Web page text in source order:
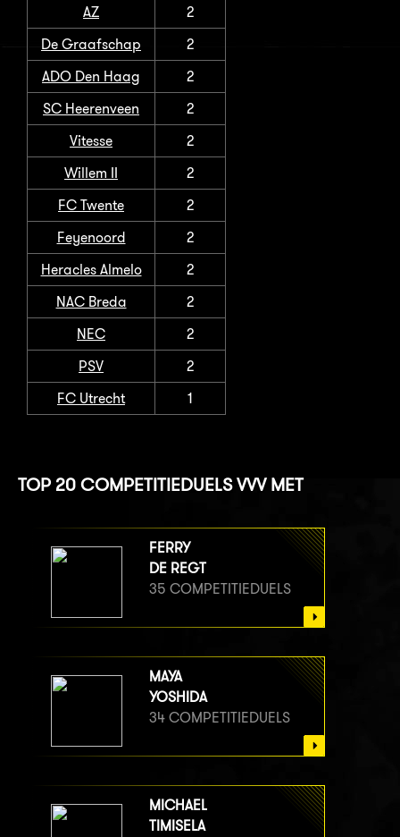
AZ
2
De Graafschap
2
ADO Den Haag
2
SC Heerenveen
2
Vitesse
2
Willem II
2
FC Twente
2
Feyenoord
2
Heracles Almelo
2
NAC Breda
2
NEC
2
PSV
2
FC Utrecht
1
TOP 20 COMPETITIEDUELS VVV MET
FERRY
DE REGT
35 COMPETITIEDUELS
MAYA
YOSHIDA
34 COMPETITIEDUELS
MICHAEL
TIMISELA